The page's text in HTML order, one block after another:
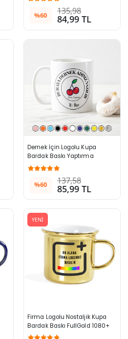
%60 135,98
84,99 TL
Dernek İçin Logolu Kupa
Bardak Baskı Yaptırma
%60 137,58
85,99 TL
YENİ
Firma Logolu Nostaljik Kupa
Bardak Baskı FullGold 1080+
Adet